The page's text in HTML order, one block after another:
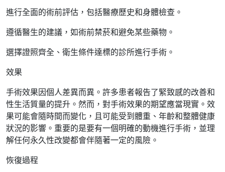
進行全面的術前評估，包括醫療歷史和身體檢查。
遵循醫生的建議，如術前禁菸和避免某些藥物。
選擇證照齊全、衛生條件達標的診所進行手術。
效果
手術效果因個人差異而異。許多患者報告了緊致感的改善和
性生活質量的提升。然而，對手術效果的期望應當現實。效
果可能會隨時間而變化，且可能受到體重、年齡和整體健康
狀況的影響。重要的是要有一個明確的動機進行手術，並理
解任何永久性改變都會伴隨著一定的風險。
恢復過程